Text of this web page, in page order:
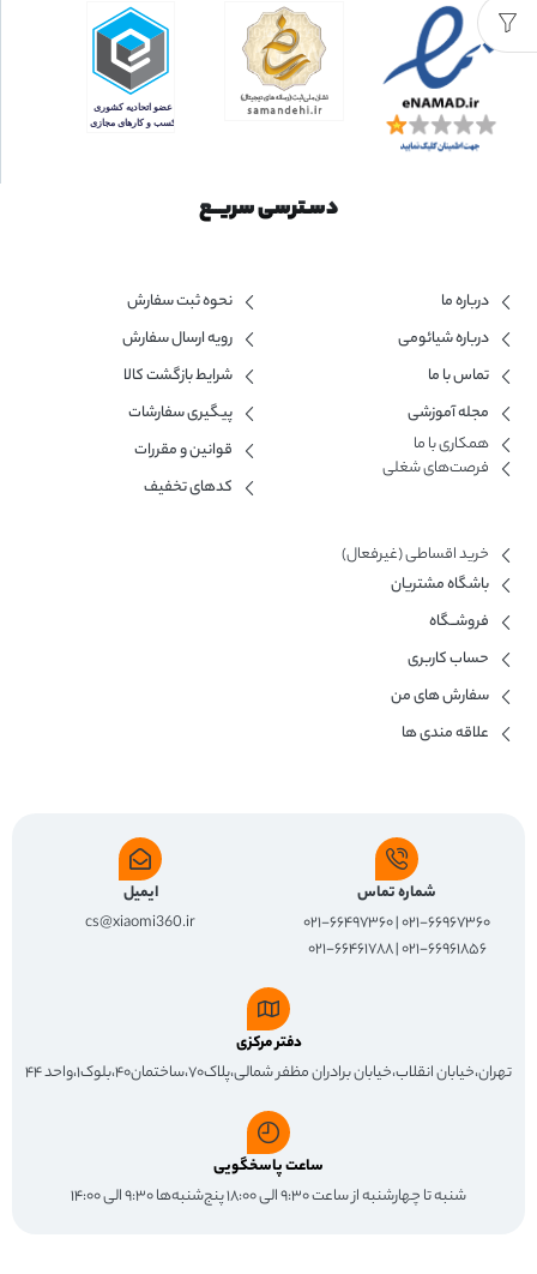
دسـترسی سریــع
درباره ما
درباره شیائومی
تماس با ما
مجله آموزشی
همکاری با ما​
فرصت‌های شغلی
نحوه ثبت سفارش
رویه ارسال سفارش
شرایط بازگشت کالا
پیگیری سفارشات
قوانین و مقررات
کدهای تخفیف
خرید اقساطی (غیرفعال)
باشگاه مشتریان
فروشــگاه
حساب کاربری
سفارش های من
علاقه مندی ها
شماره تماس
۰۲۱-۶۶۹۶۷۳۶۰ | ۰۲۱-۶۶۴۹۷۳۶۰
۰۲۱-۶۶۹۶۱۸۵۶ | ۰۲۱-۶۶۴۶۱۷۸۸
ایمیل
cs@xiaomi360.ir
دفتر مرکزی
تهران،خیابان انقلاب،خیابان برادران مظفر شمالی،پلاک۷۰،ساختمان۴۰،بلوک۱،واحد ۴۴
ساعت پاسخگویی
شنبه تا چهارشنبه از ساعت ۹:۳۰ الی ۱۸:۰۰ پنج‌شنبه‌ها ۹:۳۰ الی ۱۴:۰۰